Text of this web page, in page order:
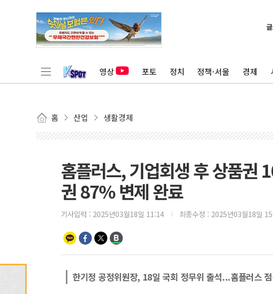
영상 포토 정치 정책·서울 경제
홈 산업 생활경제
홈플러스, 기업회생 후 상품권
권 87% 변제 완료
기사입력 : 2025년03월18일 11:14 최종수정 : 2025년03월18일
한기정 공정위원장, 18일 국회 정무위 출석...홈플러스